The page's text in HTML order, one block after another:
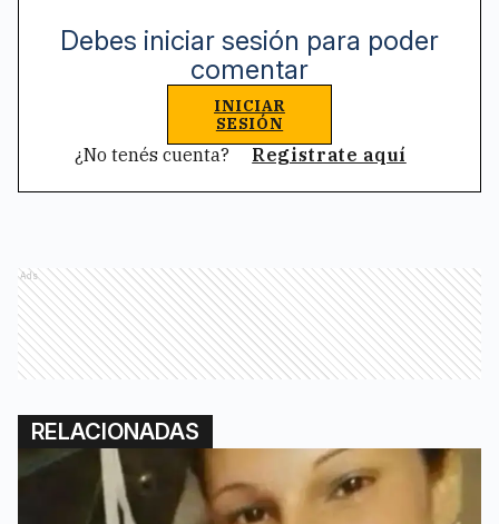
Debes iniciar sesión para poder
comentar
INICIAR
SESIÓN
¿No tenés cuenta? Registrate aquí
Ads
RELACIONADAS